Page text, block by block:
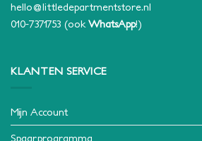
hello@littledepartmentstore.nl
010-7371753 (ook WhatsApp!)
KLANTEN SERVICE
Mijn Account
Spaarprogramma